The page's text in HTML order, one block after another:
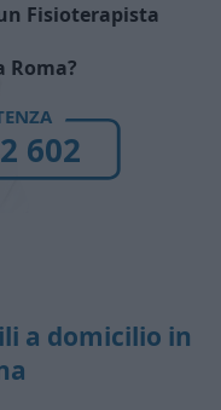
Fisioterapista
Roma?
602
a domicilio in